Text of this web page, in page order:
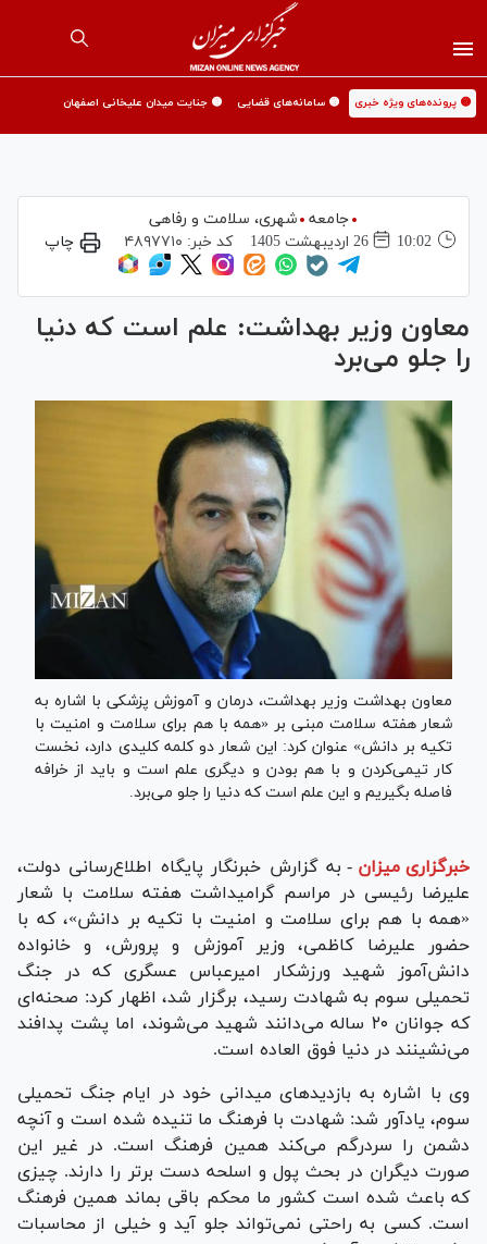
🟡 پرونده‌های ویژه خبری 🟡 سامانه‌های قضایی 🟡 جنایت میدان علیخانی اصفهان
جامعه
شهری،‌ سلامت و رفاهی
10:02
26 ارديبهشت 1405 کد خبر: ۴۸۹۷۷۱۰ چاپ
معاون وزیر بهداشت: علم است که دنیا
را جلو می‌برد
معاون بهداشت وزیر بهداشت، درمان و آموزش پزشکی با اشاره به
شعار هفته سلامت مبنی بر «همه با هم برای سلامت و امنیت با
تکیه بر دانش» عنوان کرد: این شعار دو کلمه کلیدی دارد، نخست
کار تیمی‌کردن و با هم بودن و دیگری علم است و باید از خرافه
فاصله بگیریم و این علم است که دنیا را جلو می‌برد.
خبرگزاری میزان - به گزارش خبرنگار پایگاه اطلاع‌رسانی دولت،
علیرضا رئیسی در مراسم گرامیداشت هفته سلامت با شعار
«همه با هم برای سلامت و امنیت با تکیه بر دانش»، که با
حضور علیرضا کاظمی، وزیر آموزش و پرورش، و خانواده
دانش‌آموز شهید ورزشکار امیرعباس عسگری که در جنگ
تحمیلی سوم به شهادت رسید، برگزار شد، اظهار کرد: صحنه‌ای
که جوانان ۲۰ ساله می‌دانند شهید می‌شوند، اما پشت پدافند
می‌نشینند در دنیا فوق العاده است.
وی با اشاره به بازدید‌های میدانی خود در ایام جنگ تحمیلی
سوم، یادآور شد: شهادت با فرهنگ ما تنیده شده است و آنچه
دشمن را سردرگم می‌کند همین فرهنگ است. در غیر این
صورت دیگران در بحث پول و اسلحه دست برتر را دارند. چیزی
که باعث شده است کشور ما محکم باقی بماند همین فرهنگ
است. کسی به راحتی نمی‌تواند جلو آید و خیلی از محاسبات